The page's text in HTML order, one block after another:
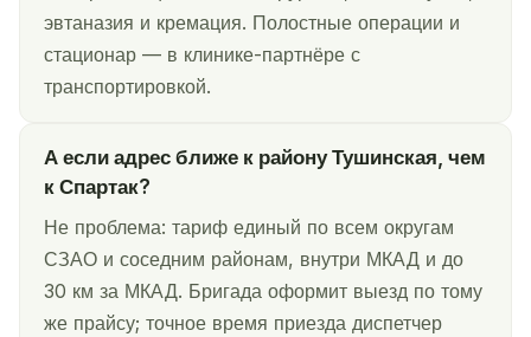
эвтаназия и кремация. Полостные операции и
стационар — в клинике-партнёре с
транспортировкой.
А если адрес ближе к району Тушинская, чем
к Спартак?
Не проблема: тариф единый по всем округам
СЗАО и соседним районам, внутри МКАД и до
30 км за МКАД. Бригада оформит выезд по тому
же прайсу; точное время приезда диспетчер